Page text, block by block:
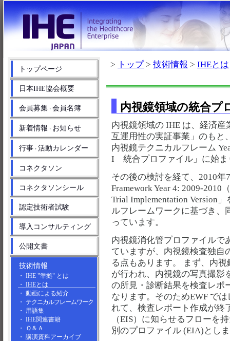
> トップ> 技術情報 > IHEとは
内視鏡領域の統合プ
内視鏡領域の IHE は、経済
互運用性の実証事業」のもと
内視鏡テクニカルフレーム
I 統合プロファイル」に始ま
その後の検討を経て、2010年
Framework Year 4: 2009-2010
Trial Implementation Version
ルフレームワークに基づき、
っています。
内視鏡消化管プロファイルで
ていますが、内視鏡検査独自
る点もあります。 まず、内
が行われ、内視鏡の写真撮影
の所見・診断結果を検査レポ
なります。そのためEWF で
れて、検査レポート作成が終
（EIS）に知らせるフローを
別のプロファイル (EIA)とし
トップページ
日本IHE協会概要
会員募集 ・ 会員名簿
新着情報 ・ お知らせ
行事 ・ 活動カレンダー
コネクタソン
コネクタソンシール
認定技術者試験
導入コンサルティング
公開文書
技術情報
・ IHE "準拠" とは
・ IHEとは
・ 動画による紹介
・ テクニカルフレームワーク
・ 用語集
・ IHE関連書籍
・ Ｑ＆Ａ
・ 講演資料アーカイブ